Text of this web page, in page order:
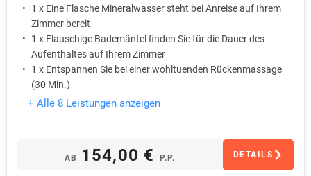
1 x Eine Flasche Mineralwasser steht bei Anreise auf Ihrem
Zimmer bereit
1 x Flauschige Bademäntel finden Sie für die Dauer des
Aufenthaltes auf Ihrem Zimmer
1 x Entspannen Sie bei einer wohltuenden Rückenmassage
(30 Min.)
1 x Nutzen Sie nach Lust und Laune im Rahmen der
1 x Genießen Sie am Abend ein 3-Gänge-Menü
+ Alle 8 Leistungen anzeigen
AB 154,00 € P.P. DETAILS